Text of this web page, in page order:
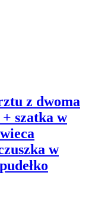
z dwoma
szatka w
w